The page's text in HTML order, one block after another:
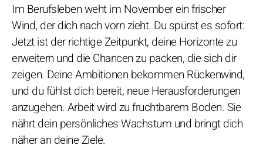
Im Berufsleben weht im November ein frischer
Wind, der dich nach vorn zieht. Du spürst es sofort:
Jetzt ist der richtige Zeitpunkt, deine Horizonte zu
erweitern und die Chancen zu packen, die sich dir
zeigen. Deine Ambitionen bekommen Rückenwind,
und du fühlst dich bereit, neue Herausforderungen
anzugehen. Arbeit wird zu fruchtbarem Boden. Sie
nährt dein persönliches Wachstum und bringt dich
näher an deine Ziele.